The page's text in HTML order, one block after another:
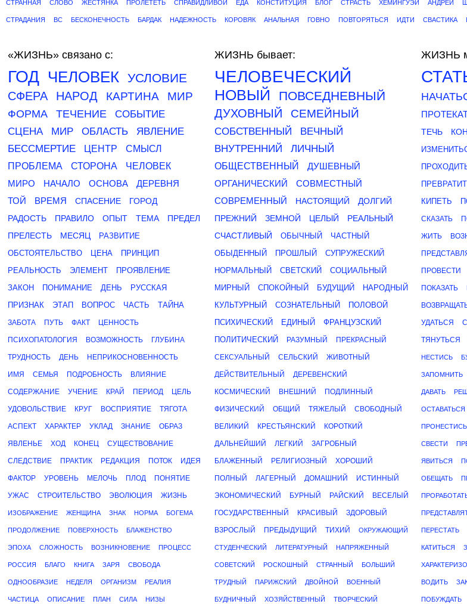
СТРАННАЯ СЛОВО ЖЕСТЯНКА ПРОЛЕТЕТЬ СПРАВИДЛИВОЙ ЕДА КОНСТИТУЦИЯ БЛОГ СТРАСТЬ ХЕМИНГУЭЙ АНДРЕЙ
СТРАДАНИЯ ВС БЕСКОНЕЧНОСТЬ БАРДАК НАДЕЖНОСТЬ КОРОВЯК АНАЛЬНАЯ ГОВНО ПОВТОРЯТЬСЯ ИДТИ СВАСТИКА
«ЖИЗНЬ» связано с:
ГОД ЧЕЛОВЕК УСЛОВИЕ
СФЕРА НАРОД КАРТИНА МИР
ФОРМА ТЕЧЕНИЕ
СОБЫТИЕ
СЦЕНА
МИР ОБЛАСТЬ
ЯВЛЕНИЕ
БЕССМЕРТИЕ
ЦЕНТР
СМЫСЛ
ПРОБЛЕМА
СТОРОНА
ЧЕЛОВЕК
МИРО
НАЧАЛО ОСНОВА
ДЕРЕВНЯ
ТОЙ
ВРЕМЯ СПАСЕНИЕ
ГОРОД
РАДОСТЬ
ПРАВИЛО ОПЫТ ТЕМА
ПРЕДЕЛ
ПРЕЛЕСТЬ
МЕСЯЦ
РАЗВИТИЕ
ОБСТОЯТЕЛЬСТВО
ЦЕНА
ПРИНЦИП
РЕАЛЬНОСТЬ
ЭЛЕМЕНТ
ПРОЯВЛЕНИЕ
ЗАКОН
ПОНИМАНИЕ ДЕНЬ
РУССКАЯ
ПРИЗНАК
ЭТАП ВОПРОС ЧАСТЬ ТАЙНА
ЗАБОТА ПУТЬ ФАКТ ЦЕННОСТЬ
ПСИХОПАТОЛОГИЯ ВОЗМОЖНОСТЬ ГЛУБИНА
ТРУДНОСТЬ ДЕНЬ НЕПРИКОСНОВЕННОСТЬ
ИМЯ СЕМЬЯ ПОДРОБНОСТЬ ВЛИЯНИЕ
СОДЕРЖАНИЕ УЧЕНИЕ КРАЙ ПЕРИОД ЦЕЛЬ
УДОВОЛЬСТВИЕ КРУГ ВОСПРИЯТИЕ ТЯГОТА
АСПЕКТ ХАРАКТЕР УКЛАД ЗНАНИЕ ОБРАЗ
ЯВЛЕНЬЕ ХОД КОНЕЦ СУЩЕСТВОВАНИЕ
СЛЕДСТВИЕ ПРАКТИК РЕДАКЦИЯ ПОТОК ИДЕЯ
ФАКТОР УРОВЕНЬ МЕЛОЧЬ ПЛОД ПОНЯТИЕ
УЖАС СТРОИТЕЛЬСТВО ЭВОЛЮЦИЯ ЖИЗНЬ
ИЗОБРАЖЕНИЕ ЖЕНЩИНА ЗНАК НОРМА БОГЕМА
ПРОДОЛЖЕНИЕ ПОВЕРХНОСТЬ БЛАЖЕНСТВО
ЭПОХА СЛОЖНОСТЬ ВОЗНИКНОВЕНИЕ ПРОЦЕСС
РОССИЯ БЛАГО КНИГА ЗАРЯ СВОБОДА
ОДНООБРАЗИЕ НЕДЕЛЯ ОРГАНИЗМ РЕАЛИЯ
ЧАСТИЦА ОПИСАНИЕ ПЛАН СИЛА НИЗЫ
ЖИЗНЬ бывает:
ЧЕЛОВЕЧЕСКИЙ
НОВЫЙ ПОВСЕДНЕВНЫЙ
ДУХОВНЫЙ СЕМЕЙНЫЙ
СОБСТВЕННЫЙ
ВЕЧНЫЙ
ВНУТРЕННИЙ
ЛИЧНЫЙ
ОБЩЕСТВЕННЫЙ
ДУШЕВНЫЙ
ОРГАНИЧЕСКИЙ
СОВМЕСТНЫЙ
СОВРЕМЕННЫЙ
НАСТОЯЩИЙ
ДОЛГИЙ
ПРЕЖНИЙ
ЗЕМНОЙ ЦЕЛЫЙ
РЕАЛЬНЫЙ
СЧАСТЛИВЫЙ
ОБЫЧНЫЙ
ЧАСТНЫЙ
ОБЫДЕННЫЙ
ПРОШЛЫЙ
СУПРУЖЕСКИЙ
НОРМАЛЬНЫЙ
СВЕТСКИЙ
СОЦИАЛЬНЫЙ
МИРНЫЙ
СПОКОЙНЫЙ БУДУЩИЙ
НАРОДНЫЙ
КУЛЬТУРНЫЙ
СОЗНАТЕЛЬНЫЙ
ПОЛОВОЙ
ПСИХИЧЕСКИЙ
ЕДИНЫЙ
ФРАНЦУЗСКИЙ
ПОЛИТИЧЕСКИЙ
РАЗУМНЫЙ ПРЕКРАСНЫЙ
СЕКСУАЛЬНЫЙ СЕЛЬСКИЙ ЖИВОТНЫЙ
ДЕЙСТВИТЕЛЬНЫЙ ДЕРЕВЕНСКИЙ
КОСМИЧЕСКИЙ ВНЕШНИЙ ПОДЛИННЫЙ
ФИЗИЧЕСКИЙ ОБЩИЙ ТЯЖЕЛЫЙ СВОБОДНЫЙ
ВЕЛИКИЙ КРЕСТЬЯНСКИЙ КОРОТКИЙ
ДАЛЬНЕЙШИЙ ЛЕГКИЙ ЗАГРОБНЫЙ
БЛАЖЕННЫЙ РЕЛИГИОЗНЫЙ ХОРОШИЙ
ПОЛНЫЙ ЛАГЕРНЫЙ ДОМАШНИЙ ИСТИННЫЙ
ЭКОНОМИЧЕСКИЙ БУРНЫЙ РАЙСКИЙ ВЕСЕЛЫЙ
ГОСУДАРСТВЕННЫЙ КРАСИВЫЙ ЗДОРОВЫЙ
ВЗРОСЛЫЙ ПРЕДЫДУЩИЙ ТИХИЙ ОКРУЖАЮЩИЙ
СТУДЕНЧЕСКИЙ ЛИТЕРАТУРНЫЙ НАПРЯЖЕННЫЙ
СОВЕТСКИЙ РОСКОШНЫЙ СТРАННЫЙ БОЛЬШИЙ
ТРУДНЫЙ ПАРИЖСКИЙ ДВОЙНОЙ ВОЕННЫЙ
БУДНИЧНЫЙ ХОЗЯЙСТВЕННЫЙ ТВОРЧЕСКИЙ
ЖИЗНЬ
ТЕЧЬ
КИПЕТЬ
СКАЗАТЬ
ЖИТЬ
ПРОВЕСТИ
ПОКАЗАТЬ
УДАТЬСЯ
ТЯНУТЬСЯ
НЕСТИСЬ
ЗАПОМНИТЬ
ДАВАТЬ
ОСТАВАТЬСЯ
ПРОНЕСТИСЬ
СВЕСТИ
ЯВИТЬСЯ
ОБЕЩАТЬ
ПЕРЕСТАТЬ
КАТИТЬСЯ
ВОДИТЬ
ПОБУЖДАТЬ